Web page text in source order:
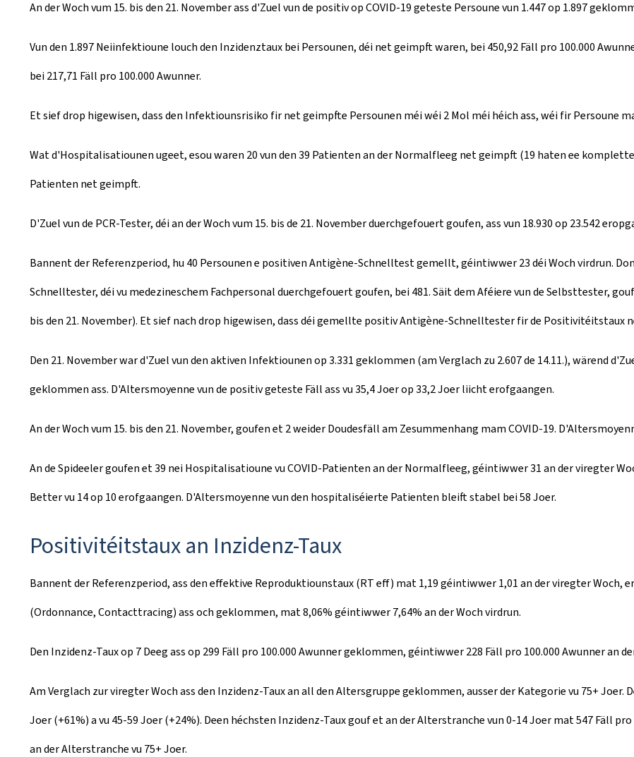
e
d
o
n
An der Woch vum 15. bis den 21. November ass d'Zuel vun de positiv op COVID-19 geteste Persoune vun 1.447 op 1.897
Vun den 1.897 Neiinfektioune louch den Inzidenztaux bei Persounen, déi net geimpft waren, bei 450,92 Fäll pro 100.000
bei 217,71 Fäll pro 100.000 Awunner.
Et sief drop higewisen, dass den Infektiounsrisiko fir net geimpfte Persounen méi wéi 2 Mol méi héich ass, wéi fir Persoune
Wat d'Hospitalisatiounen ugeet, esou waren 20 vun den 39 Patienten an der Normalfleeg net geimpft (19 haten ee
Patienten net geimpft.
D'Zuel vun de PCR-Tester, déi an der Woch vum 15. bis de 21. November duerchgefouert goufen, ass vun 18.930 op 23.542
Bannent der Referenzperiod, hu 40 Persounen e positiven Antigène-Schnelltest gemellt, géintiwwer 23 déi Woch virdrun.
Schnelltester, déi vu medezineschem Fachpersonal duerchgefouert goufen, bei 481. Säit dem Aféiere vun de Selbsttester,
bis den 21. November). Et sief nach drop higewisen, dass déi gemellte positiv Antigène-Schnelltester fir de Positivitéitstaux
Den 21. November war d'Zuel vun den aktiven Infektiounen op 3.331 geklommen (am Verglach zu 2.607 de 14.11.), wärend
geklommen ass. D'Altersmoyenne vun de positiv geteste Fäll ass vu 35,4 Joer op 33,2 Joer liicht erofgaangen.
An der Woch vum 15. bis den 21. November, goufen et 2 weider Doudesfäll am Zesummenhang mam COVID-19.
An de Spideeler goufen et 39 nei Hospitalisatioune vu COVID-Patienten an der Normalfleeg, géintiwwer 31 an der viregter
Better vu 14 op 10 erofgaangen. D'Altersmoyenne vun den hospitaliséierte Patienten bleift stabel bei 58 Joer.
Positivitéitstaux an Inzidenz-Taux
Bannent der Referenzperiod, ass den effektive Reproduktiounstaux (RT eff) mat 1,19 géintiwwer 1,01 an der viregter Woch,
(Ordonnance, Contacttracing) ass och geklommen, mat 8,06% géintiwwer 7,64% an der Woch virdrun.
Den Inzidenz-Taux op 7 Deeg ass op 299 Fäll pro 100.000 Awunner geklommen, géintiwwer 228 Fäll pro 100.000 Awunner an
Am Verglach zur viregter Woch ass den Inzidenz-Taux an all den Altersgruppe geklommen, ausser der Kategorie vu 75+
Joer (+61%) a vu 45-59 Joer (+24%). Deen héchsten Inzidenz-Taux gouf et an der Alterstranche vun 0-14 Joer mat 547 Fäll
an der Alterstranche vu 75+ Joer.